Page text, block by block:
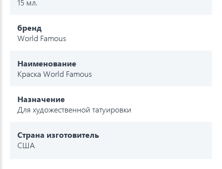
бренд
World Famous
Наименование
Краска World Famous
Назначение
Для художественной татуировки
Страна изготовитель
США